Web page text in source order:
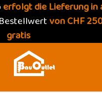
erfolgt die Lieferung in
von CHF
gratis